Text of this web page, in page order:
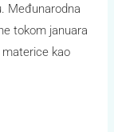
Međunarodna
tokom januara
materice kao